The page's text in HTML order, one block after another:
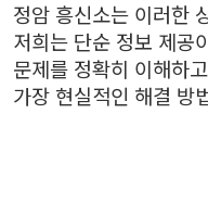
정암 흥신소는 이러한
저희는 단순 정보 제공
문제를 정확히 이해하
가장 현실적인 해결 방